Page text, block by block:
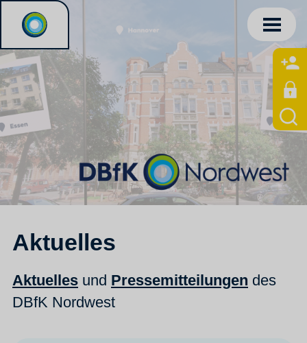
Aktuelles
Aktuelles und Pressemitteilungen des
DBfK Nordwest